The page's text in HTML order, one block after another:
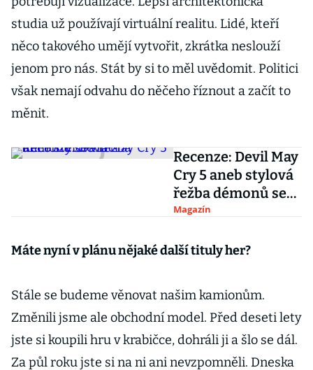
studia už používají virtuální realitu. Lidé, kteří
něco takového umějí vytvořit, zkrátka neslouží
jenom pro nás. Stát by si to měl uvědomit. Politici
však nemají odvahu do něčeho říznout a začít to
měnit.
Recenze: Devil May
Cry 5 aneb stylová
řežba démonů se
vrací
Magazín
Máte nyní v plánu nějaké další tituly her?
Stále se budeme věnovat našim kamionům.
Změnili jsme ale obchodní model. Před deseti lety
jste si koupili hru v krabičce, dohráli ji a šlo se dál.
Za půl roku jste si na ni ani nevzpomněli. Dneska